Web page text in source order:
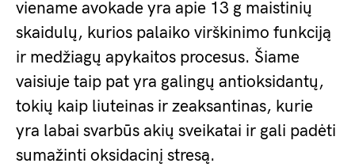
viename avokade yra apie 13 g maistinių
skaidulų, kurios palaiko virškinimo funkciją
ir medžiagų apykaitos procesus. Šiame
vaisiuje taip pat yra galingų antioksidantų,
tokių kaip liuteinas ir zeaksantinas, kurie
yra labai svarbūs akių sveikatai ir gali padėti
sumažinti oksidacinį stresą.